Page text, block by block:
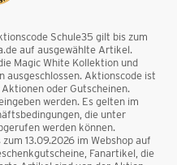
Schule35 gilt bis zum
auf ausgewählte Artikel.
Magic White Kollektion und
Aktionscode ist
oder Gutscheinen.
werden. Es gelten im
die unter
werden können.
13.09.2026 im Webshop auf
Fanartikel, die